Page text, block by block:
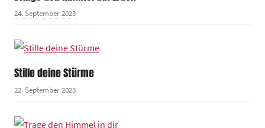
24. September 2023
Stille deine Stürme
22. September 2023